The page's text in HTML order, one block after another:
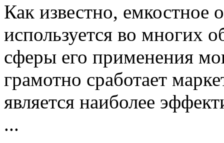
Как известно, емкостное
используется во многих
сферы его применения
грамотно сработает
является наиболее
...